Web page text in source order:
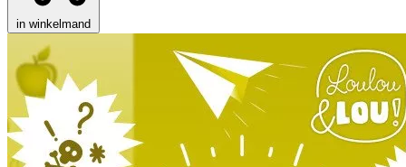
in winkelmand